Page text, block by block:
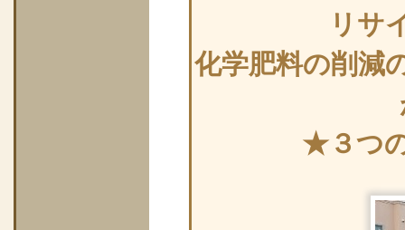
リサ
化学肥料の削減
★３つ